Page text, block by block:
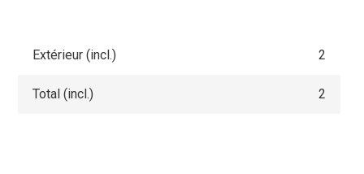
Extérieur (incl.) 2
Total (incl.) 2